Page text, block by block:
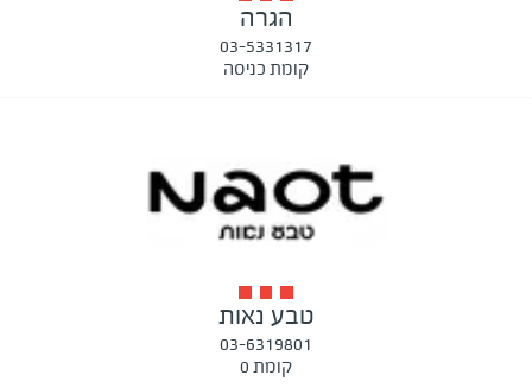
הגרה
03-5331317
קומת כניסה
טבע נאות
03-6319801
קומת 0